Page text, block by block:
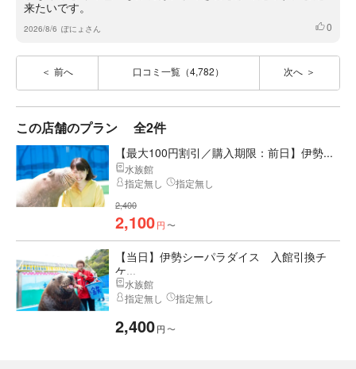
来たいです。
2026/8/6 ぽにょさん いいね
0
前へ 口コミ一覧（4,782） 次へ
この店舗のプラン 全2件
【最大100円割引／購入期限：前日】伊勢...
水族館
指定無し
指定無し
2,400
2,100円 〜
【当日】伊勢シーパラダイス 入館引換チ
ケ...
水族館
指定無し
指定無し
2,400円 〜